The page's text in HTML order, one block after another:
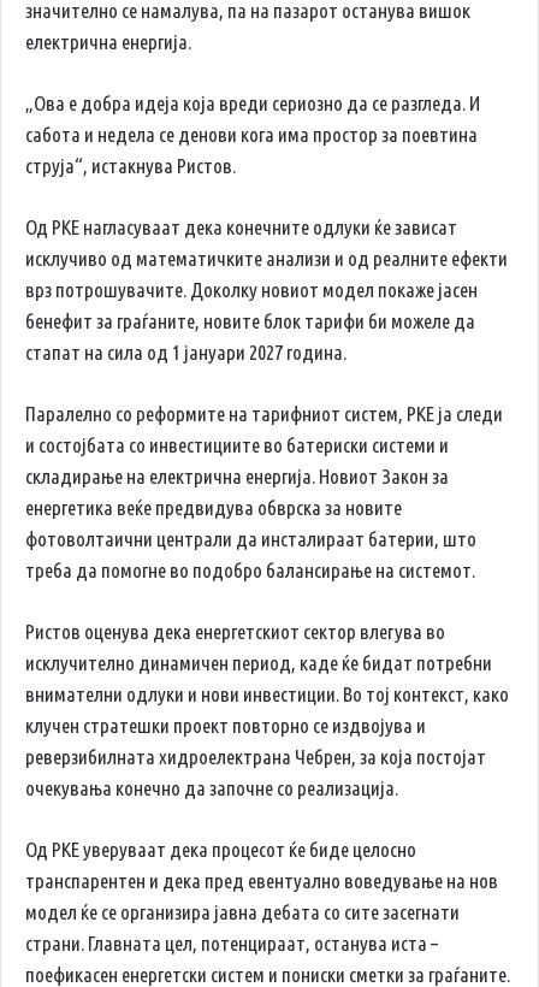
значително се намалува, па на пазарот останува вишок
електрична енергија.
„Ова е добра идеја која вреди сериозно да се разгледа. И
сабота и недела се денови кога има простор за поевтина
струја“, истакнува Ристов.
Од РКЕ нагласуваат дека конечните одлуки ќе зависат
исклучиво од математичките анализи и од реалните ефекти
врз потрошувачите. Доколку новиот модел покаже јасен
бенефит за граѓаните, новите блок тарифи би можеле да
стапат на сила од 1 јануари 2027 година.
Паралелно со реформите на тарифниот систем, РКЕ ја следи
и состојбата со инвестициите во батериски системи и
складирање на електрична енергија. Новиот Закон за
енергетика веќе предвидува обврска за новите
фотоволтаични централи да инсталираат батерии, што
треба да помогне во подобро балансирање на системот.
Ристов оценува дека енергетскиот сектор влегува во
исклучително динамичен период, каде ќе бидат потребни
внимателни одлуки и нови инвестиции. Во тој контекст, како
клучен стратешки проект повторно се издвојува и
реверзибилната хидроелектрана Чебрен, за која постојат
очекувања конечно да започне со реализација.
Од РКЕ уверуваат дека процесот ќе биде целосно
транспарентен и дека пред евентуално воведување на нов
модел ќе се организира јавна дебата со сите засегнати
страни. Главната цел, потенцираат, останува иста –
поефикасен енергетски систем и пониски сметки за граѓаните.